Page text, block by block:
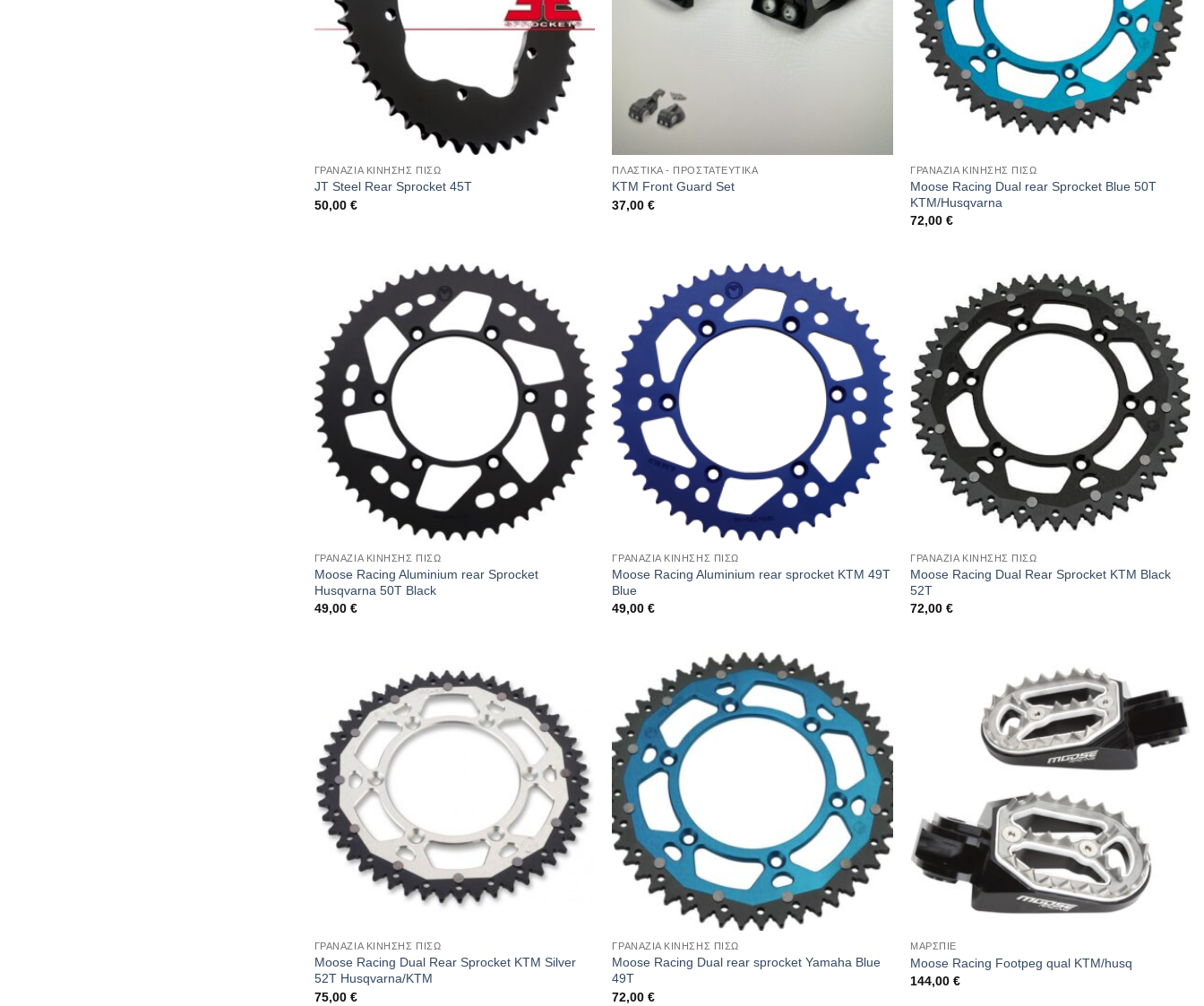
ΓΡΑΝΑΖΙΑ ΚΙΝΗΣΗΣ ΠΙΣΩ
JT Steel Rear Sprocket 45T
50,00 €
ΠΛΑΣΤΙΚΑ - ΠΡΟΣΤΑΤΕΥΤΙΚΑ
KTM Front Guard Set
37,00€
ΓΡΑΝΑΖΙΑ ΚΙΝΗΣΗΣ ΠΙΣΩ
Moose Racing Dual rear Sprocket Blue 50T
KTM/Husqvarna
72,00€
ΓΡΑΝΑΖΙΑ ΚΙΝΗΣΗΣ ΠΙΣΩ
Moose Racing Aluminium rear Sprocket
Husqvarna 50T Black
49,00 €
ΓΡΑΝΑΖΙΑ ΚΙΝΗΣΗΣ ΠΙΣΩ
Moose Racing Aluminium rear sprocket KTM 49T
Blue
49,00€
ΓΡΑΝΑΖΙΑ ΚΙΝΗΣΗΣ ΠΙΣΩ
Moose Racing Dual Rear Sprocket KTM Black
52T
72,00€
ΓΡΑΝΑΖΙΑ ΚΙΝΗΣΗΣ ΠΙΣΩ
Moose Racing Dual Rear Sprocket KTM Silver
52T Husqvarna/KTM
75,00 €
ΓΡΑΝΑΖΙΑ ΚΙΝΗΣΗΣ ΠΙΣΩ
Moose Racing Dual rear sprocket Yamaha Blue
49T
72,00€
ΜΑΡΣΠΙΕ
Moose Racing Footpeg qual KTM/husq
144,00€